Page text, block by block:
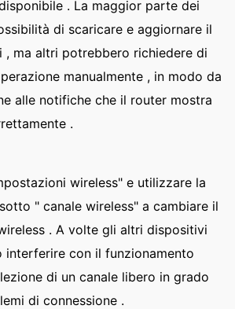
. La maggior parte dei
di scaricare e aggiornare il
, ma altri potrebbero richiedere di
manualmente , in modo da
alle notifiche che il router mostra
.
wireless" e utilizzare la
" canale wireless" a cambiare il
. A volte gli altri dispositivi
interferire con il funzionamento
di un canale libero in grado
di connessione .